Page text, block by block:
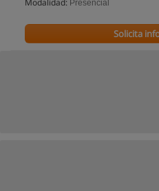
Modalidad: Presencial
Solicita